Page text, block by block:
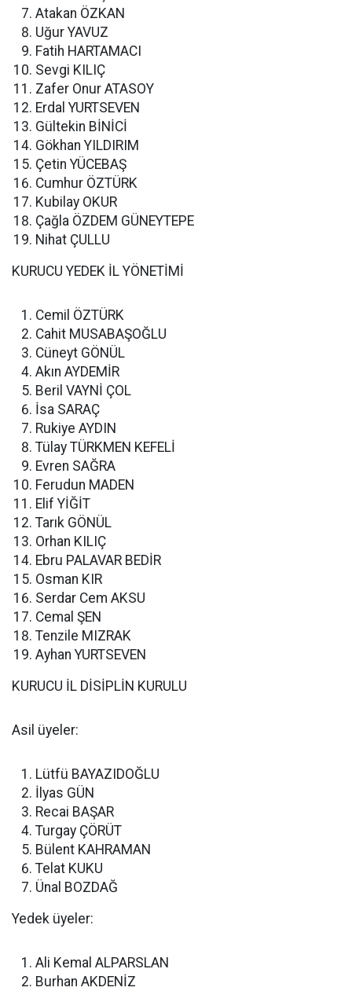
Atakan ÖZKAN
Uğur YAVUZ
Fatih HARTAMACI
Sevgi KILIÇ
Zafer Onur ATASOY
Erdal YURTSEVEN
Gültekin BİNİCİ
Gökhan YILDIRIM
Çetin YÜCEBAŞ
Cumhur ÖZTÜRK
Kubilay OKUR
Çağla ÖZDEM GÜNEYTEPE
Nihat ÇULLU
KURUCU YEDEK İL YÖNETİMİ
Cemil ÖZTÜRK
Cahit MUSABAŞOĞLU
Cüneyt GÖNÜL
Akın AYDEMİR
Beril VAYNİ ÇOL
İsa SARAÇ
Rukiye AYDIN
Tülay TÜRKMEN KEFELİ
Evren SAĞRA
Ferudun MADEN
Elif YİĞİT
Tarık GÖNÜL
Orhan KILIÇ
Ebru PALAVAR BEDİR
Osman KIR
Serdar Cem AKSU
Cemal ŞEN
Tenzile MIZRAK
Ayhan YURTSEVEN
KURUCU İL DİSİPLİN KURULU
Asil üyeler:
Lütfü BAYAZIDOĞLU
İlyas GÜN
Recai BAŞAR
Turgay ÇÖRÜT
Bülent KAHRAMAN
Telat KUKU
Ünal BOZDAĞ
Yedek üyeler:
Ali Kemal ALPARSLAN
Burhan AKDENİZ